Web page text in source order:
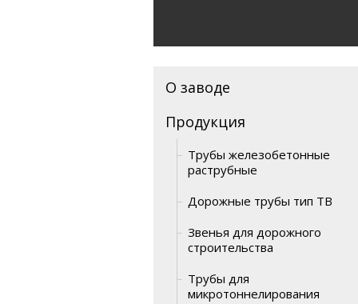
О заводе
Продукция
Трубы железобетонные
раструбные
Дорожные трубы тип ТВ
Звенья для дорожного
строительства
Трубы для
микротоннелирования